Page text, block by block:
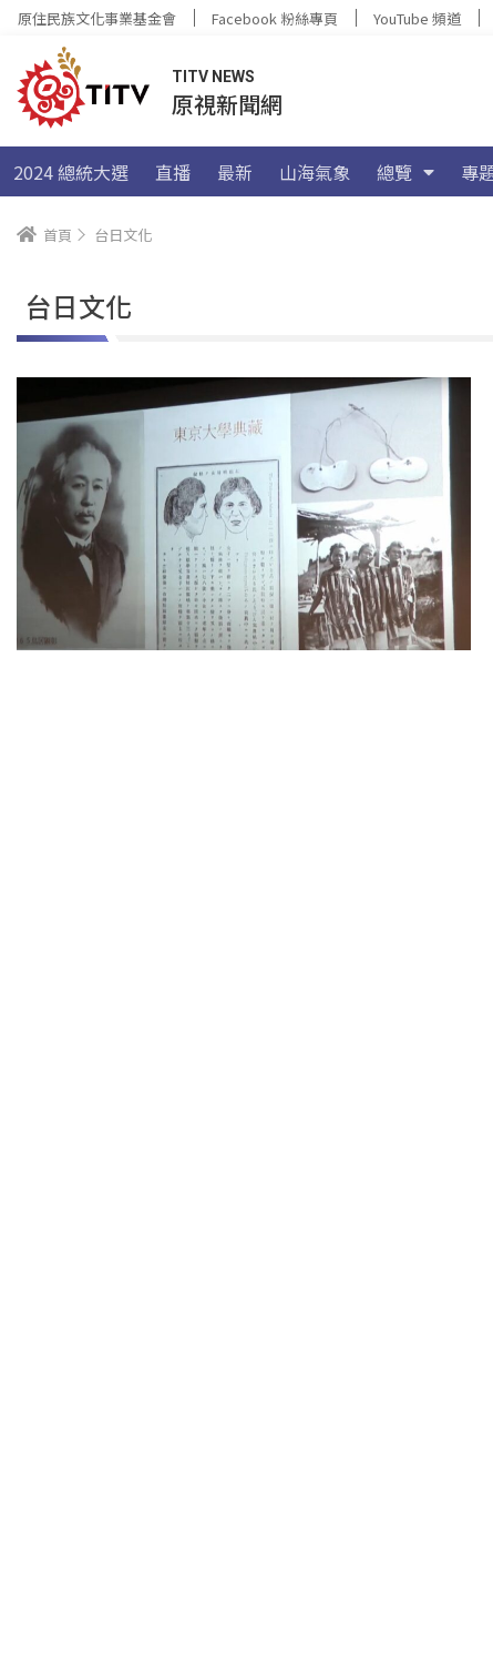
原住民族文化事業基金會 Facebook 粉絲專頁 YouTube 頻道
TITV NEWS
原視新聞網
2024 總統大選 直播 最新 山海氣象 總覽 專
首頁 台日文化
台日文化